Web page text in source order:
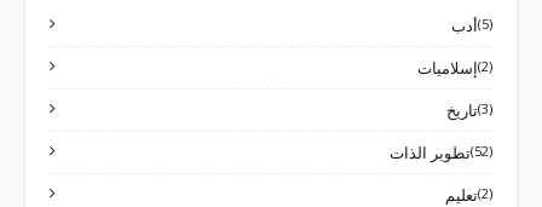
أدب (5)
إسلاميات (2)
تاريخ (3)
تطوير الذات (52)
تعليم (2)